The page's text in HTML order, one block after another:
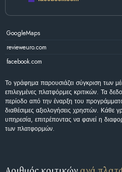
GoogleMaps
revieweuro.com
facebook.com
Το γράφημα παρουσιάζει σύγκριση των
επιλεγμένες πλατφόρμες κριτικών. Τα
περίοδο από την έναρξη του
διαθέσιμες αξιολογήσεις χρηστών. Κάθε
υπηρεσία, επιτρέποντας να φανεί η
των πλατφορμών.